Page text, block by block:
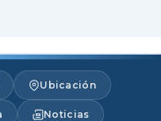
Ubicación
Noticias